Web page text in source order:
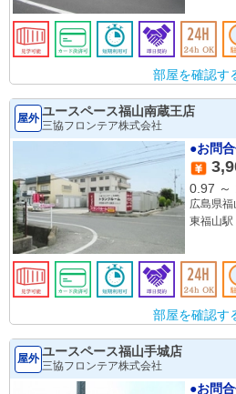
部屋を確認す
屋外 ユースペース福山南蔵王店
三協フロンテア株式会社
●お問
0.97 ～
広島県
東福山駅
部屋を確認す
屋外 ユースペース福山手城店
三協フロンテア株式会社
●お問